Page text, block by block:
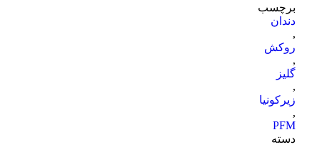
برچسب
دندان
,
روکش
,
گلیز
,
زیرکونیا
,
PFM
دسته